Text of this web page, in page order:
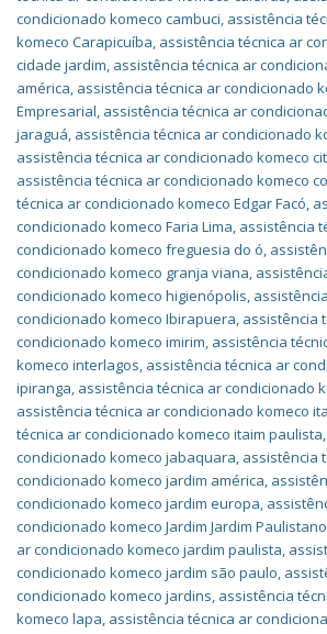
condicionado komeco cambuci, assistência
komeco Carapicuíba, assistência técnica ar
cidade jardim, assistência técnica ar
américa, assistência técnica ar condicionado
Empresarial, assistência técnica ar
jaraguá, assistência técnica ar condicionado
assistência técnica ar condicionado komeco
assistência técnica ar condicionado komeco
técnica ar condicionado komeco Edgar Facó,
condicionado komeco Faria Lima, assistência
condicionado komeco freguesia do ó,
condicionado komeco granja viana,
condicionado komeco higienópolis,
condicionado komeco Ibirapuera, assistência
condicionado komeco imirim, assistência
komeco interlagos, assistência técnica ar
ipiranga, assistência técnica ar condicionado
assistência técnica ar condicionado komeco
técnica ar condicionado komeco itaim paulista,
condicionado komeco jabaquara, assistência
condicionado komeco jardim américa,
condicionado komeco jardim europa,
condicionado komeco Jardim Jardim Paulistano
ar condicionado komeco jardim paulista,
condicionado komeco jardim são paulo,
condicionado komeco jardins, assistência
komeco lapa, assistência técnica ar